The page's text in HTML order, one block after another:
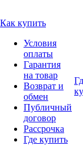
Как купить
Условия
оплаты
Гарантия
на товар
Возврат и
обмен
Публичный
договор
Рассрочка
Где купить